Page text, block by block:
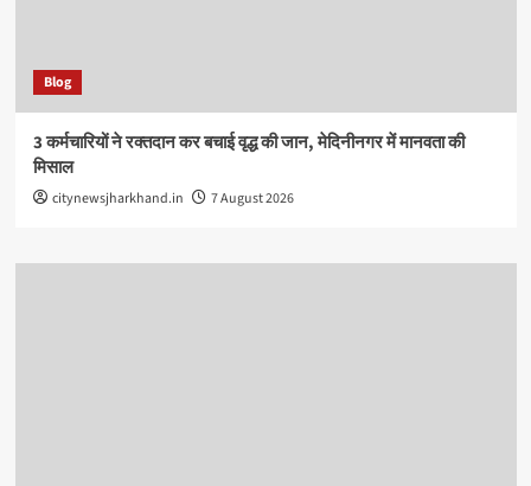
Blog
3 कर्मचारियों ने रक्तदान कर बचाई वृद्ध की जान, मेदिनीनगर में मानवता की
मिसाल
citynewsjharkhand.in 7 August 2026